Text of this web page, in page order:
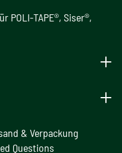
TAPE®, Siser®,
& Verpackung
Questions